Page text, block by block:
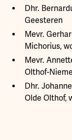
Dhr.
Geesteren
Mevr.
Michorius,
Mevr.
Olthof-
Dhr.
Olde Olthof,